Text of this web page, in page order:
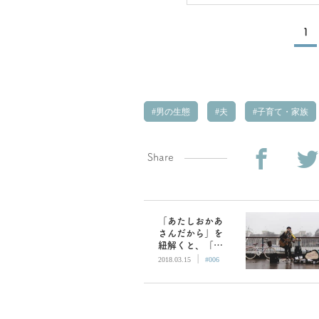
1
男の生態 夫 子育て・家族
Share
「あたしおかあ
さんだから」を
紐解くと、「私
が何で怒ってい
が分かる話
2018.03.15 | #006